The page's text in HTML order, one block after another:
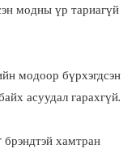
модны үр тариагүй
модоор бүрхэгдсэн
асуудал гарахгүй.
хамтран